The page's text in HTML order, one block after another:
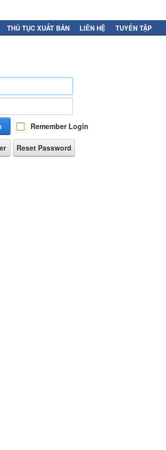
THỦ TỤC XUẤT BẢN LIÊN HỆ TUYỂN TẬP
Remember Login
Reset Password